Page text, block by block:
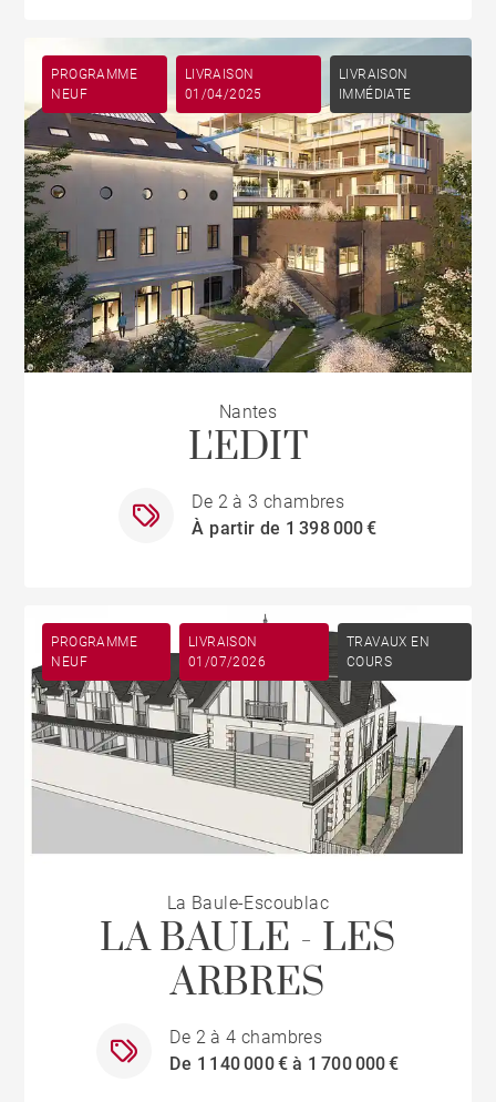
PROGRAMME
NEUF
LIVRAISON
01/04/2025
LIVRAISON
IMMÉDIATE
Nantes
L'EDIT
De 2 à 3 chambres
À partir de 1 398 000 €
PROGRAMME
NEUF
LIVRAISON
01/07/2026
TRAVAUX EN
COURS
La Baule-Escoublac
LA BAULE - LES
ARBRES
De 2 à 4 chambres
De 1 140 000 € à 1 700 000 €